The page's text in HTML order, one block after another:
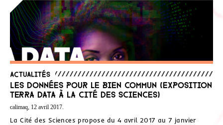
Actualités
Les données pour le bien commun (exposition
TERRA DATA à la Cité des sciences)
calimaq, 12 avril 2017.
La Cité des Sciences propose du 4 avril 2017 au 7 janvier